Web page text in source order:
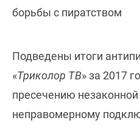
борьбы с пиратством
Подведены итоги
«Триколор ТВ» за 2017
пресечению
неправомерному